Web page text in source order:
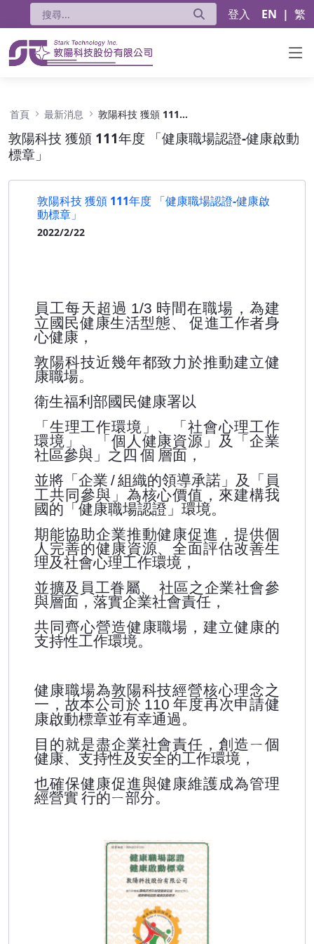
登入 EN | 繁
首頁 最新消息 敦陽科技 獲頒 111年度 「健康職場認證-健康啟動標章」
敦陽科技 獲頒 111年度 「健康職場認證-健康啟動
標章」
敦陽科技 獲頒 111年度 「健康職場認證-健康啟
動標章」
2022/2/22
員工每天超過 1/3 時間在職場，為建
立國民健康生活型態、 促進工作者身
心健康，
敦陽科技近幾年都致力於推動建立健
康職場。
衛生福利部國民健康署以
「生理工作環境」、「社會心理工作
環境」、「個人健康資源」及「企業
社區參與」之四 個層面，
並將「企業 /組織的領導承諾」及「員
工共同參與」為核心價值，來建構我
國的「健康職場認證」環境。
期能協助企業推動健康促進，提供個
人完善的健康資源、全面評估改善生
理及社會心理工作環境，
並擴及員工眷屬、
社區之企業社會參
與層面，落實企業社會責任，
共同齊心營造健康職場，建立健康的
支持性工作環境。
健康職場為敦陽科技經營核心理念之
一，故本公司於 110 年度再次申請健
康啟動標章並有幸通過。
目的就是盡企業社會責任，創造ㄧ個
健康、支持性及安全的工作環境，
也確保健康促進與健康維護成為管理
經營實行的ㄧ部分。